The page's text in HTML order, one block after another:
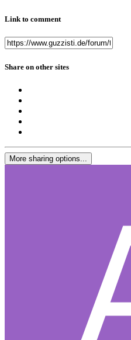
Link to comment
Share on other sites
More sharing options...